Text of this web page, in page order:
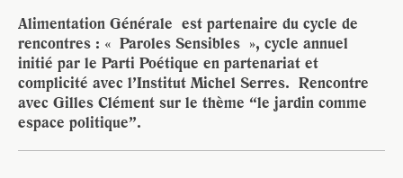
Alimentation Générale est partenaire du cycle de
rencontres : « Paroles Sensibles », cycle annuel
initié par le Parti Poétique en partenariat et
complicité avec l’Institut Michel Serres. Rencontre
avec Gilles Clément sur le thème “le jardin comme
espace politique”.